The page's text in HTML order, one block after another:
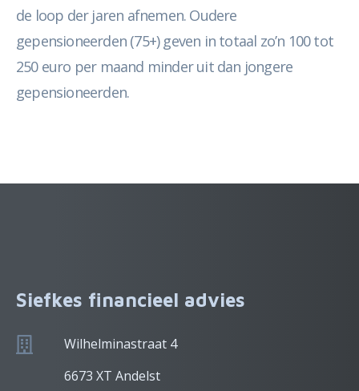
de loop der jaren afnemen. Oudere
gepensioneerden (75+) geven in totaal zo’n 100 tot
250 euro per maand minder uit dan jongere
gepensioneerden.
Siefkes financieel advies
Wilhelminastraat 4
6673 XT Andelst